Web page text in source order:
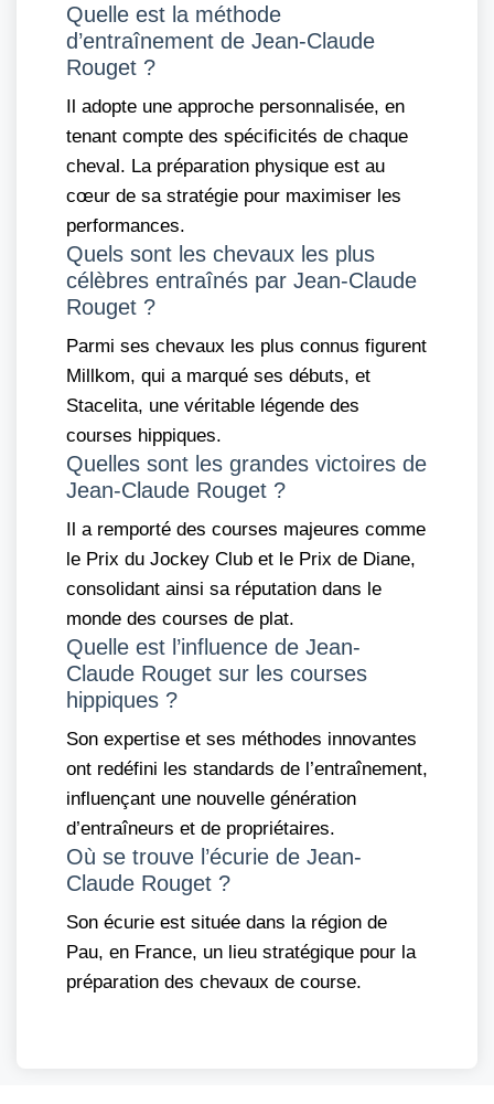
Quelle est la méthode
d’entraînement de Jean-Claude
Rouget ?
Il adopte une approche personnalisée, en
tenant compte des spécificités de chaque
cheval. La préparation physique est au
cœur de sa stratégie pour maximiser les
performances.
Quels sont les chevaux les plus
célèbres entraînés par Jean-Claude
Rouget ?
Parmi ses chevaux les plus connus figurent
Millkom, qui a marqué ses débuts, et
Stacelita, une véritable légende des
courses hippiques.
Quelles sont les grandes victoires de
Jean-Claude Rouget ?
Il a remporté des courses majeures comme
le Prix du Jockey Club et le Prix de Diane,
consolidant ainsi sa réputation dans le
monde des courses de plat.
Quelle est l’influence de Jean-
Claude Rouget sur les courses
hippiques ?
Son expertise et ses méthodes innovantes
ont redéfini les standards de l’entraînement,
influençant une nouvelle génération
d’entraîneurs et de propriétaires.
Où se trouve l’écurie de Jean-
Claude Rouget ?
Son écurie est située dans la région de
Pau, en France, un lieu stratégique pour la
préparation des chevaux de course.